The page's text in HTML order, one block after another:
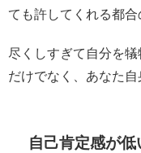
ても許してくれる都合
尽くしすぎて自分を
だけでなく、あなた
自己肯定感が低